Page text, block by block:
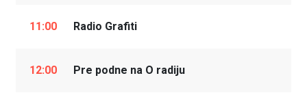
11:00 Radio Grafiti
12:00 Pre podne na O radiju